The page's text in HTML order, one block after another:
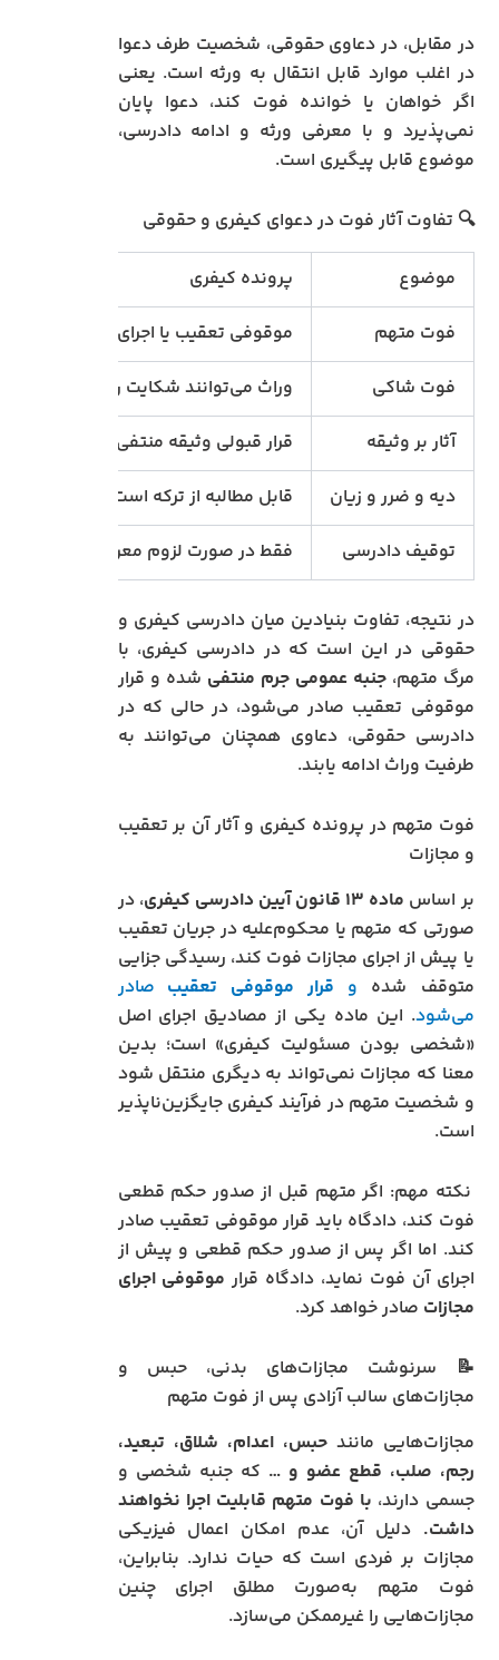
در مقابل، در دعاوی حقوقی، شخصیت طرف دعوا
در اغلب موارد قابل انتقال به ورثه است. یعنی
اگر خواهان یا خوانده فوت کند، دعوا پایان
نمی‌پذیرد و با معرفی ورثه و ادامه دادرسی،
موضوع قابل پیگیری است.
🔍 تفاوت آثار فوت در دعوای کیفری و حقوقی
موضوع
پرونده کیفری
فوت متهم
موقوفی تعقیب یا اجرای مجازات
فوت شاکی
وراث می‌توانند شکایت را ادامه دهند
آثار بر وثیقه
قرار قبولی وثیقه منتفی می‌شود
دیه و ضرر و زیان
قابل مطالبه از ترکه است
توقیف دادرسی
فقط در صورت لزوم معرفی جانشین
در نتیجه، تفاوت بنیادین میان دادرسی کیفری و
حقوقی در این است که در دادرسی کیفری، با
مرگ متهم،جنبه عمومی جرم منتفی شده و قرار
موقوفی تعقیب صادر می‌شود، در حالی که در
دادرسی حقوقی، دعاوی همچنان می‌توانند به
طرفیت وراث ادامه یابند.
فوت متهم در پرونده کیفری و آثار آن بر تعقیب
و مجازات
بر اساس ماده ۱۳ قانون آیین دادرسی کیفری
، در
صورتی که متهم یا محکوم‌علیه در جریان تعقیب
یا پیش از اجرای مجازات فوت کند، رسیدگی جزایی
متوقف شده و قرار موقوفی تعقیب صادر
می‌شود. این ماده یکی از مصادیق اجرای اصل
«شخصی بودن مسئولیت کیفری» است؛ بدین
معنا که مجازات نمی‌تواند به دیگری منتقل شود
و شخصیت متهم در فرآیند کیفری جایگزین‌ناپذیر
است.
نکته مهم: اگر متهم قبل از صدور حکم قطعی
فوت کند، دادگاه باید قرار موقوفی تعقیب صادر
کند. اما اگر پس از صدور حکم قطعی و پیش از
اجرای آن فوت نماید، دادگاه قرار موقوفی اجرای
مجازات صادر خواهد کرد.
📝 سرنوشت مجازات‌های بدنی، حبس و
مجازات‌های سالب آزادی پس از فوت متهم
مجازات‌هایی مانندحبس، اعدام، شلاق، تبعید،
رجم، صلب، قطع عضو و … که جنبه شخصی و
جسمی دارند، با فوت متهم قابلیت اجرا نخواهند
داشت. دلیل آن، عدم امکان اعمال فیزیکی
مجازات بر فردی است که حیات ندارد. بنابراین،
فوت متهم به‌صورت مطلق اجرای چنین
مجازات‌هایی را غیرممکن می‌سازد.